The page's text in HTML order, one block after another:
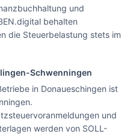
und
behalten
die Steuerbelastung stets im
Schwenningen
in Donaueschingen ist
und
werden von SOLL-